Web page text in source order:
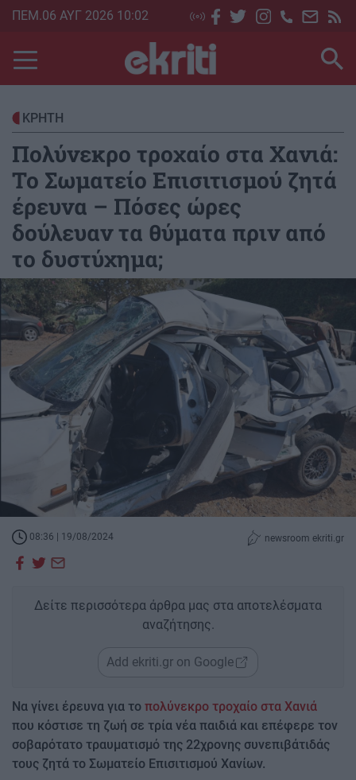
Skip
main
content
ΠΕΜ.06 ΑΥΓ 2026 10:02
ΚΡΗΤΗ
Πολύνεκρο τροχαίο στα Χανιά:
Το Σωματείο Επισιτισμού ζητά
έρευνα – Πόσες ώρες
δούλευαν τα θύματα πριν από
το δυστύχημα;
08:36 | 19/08/2024 newsroom ekriti.gr
Δείτε περισσότερα άρθρα μας στα αποτελέσματα
αναζήτησης.
Add ekriti.gr on Google
Να γίνει έρευνα για το πολύνεκρο τροχαίο στα Χανιά
που κόστισε τη ζωή σε τρία νέα παιδιά και επέφερε τον
σοβαρότατο τραυματισμό της 22χρονης συνεπιβάτιδάς
τους ζητά το Σωματείο Επισιτισμού Χανίων.